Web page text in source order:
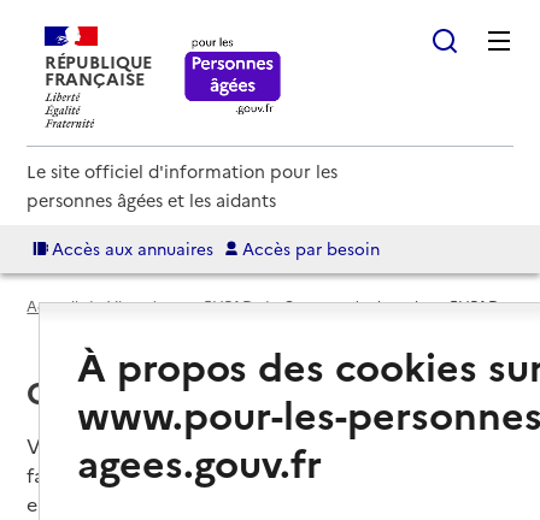
RÉPUBLIQUE
FRANÇAISE
Le site officiel d'information pour les
personnes âgées et les aidants
Accès aux annuaires Accès par besoin
Accueil Vivre dans un EHPAD Comprendre les prix en EHPAD
Comprendre les prix en EHPAD
Voici des informations pour mieux comprendre la
facturation du coût de l'hébergement et des soins
en EHPAD.
À propos des cookies
www.pour-les-
agees.gouv.fr